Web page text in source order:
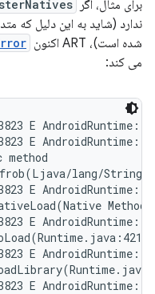
برای مثال، اگر
ندارد (شاید به این دلیل که
شده است)، ART اکنون
می کند:
E AndroidRuntime:
E AndroidRuntime:
method
lang/
E AndroidRuntime:
Method)
E AndroidRuntime:
E AndroidRuntime:
E AndroidRuntime: